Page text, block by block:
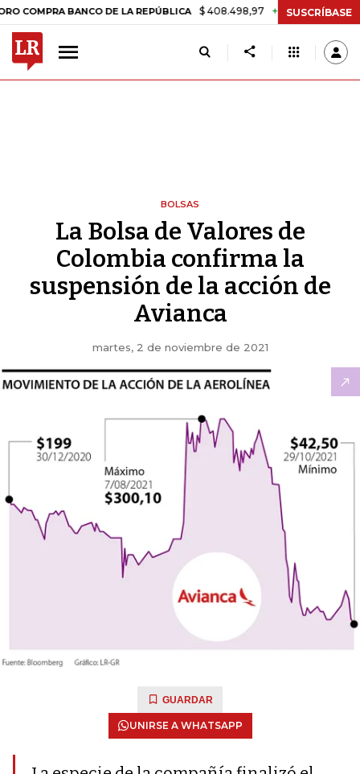
BANCO DE LA REPÚBLICA $ 408.498,97 +$ 8.753,81 +2,19%
SUSCRÍBASE
BOLSAS
La Bolsa de Valores de
Colombia confirma la
suspensión de la acción de
Avianca
martes, 2 de noviembre de 2021
GUARDAR
UNIRSE A WHATSAPP